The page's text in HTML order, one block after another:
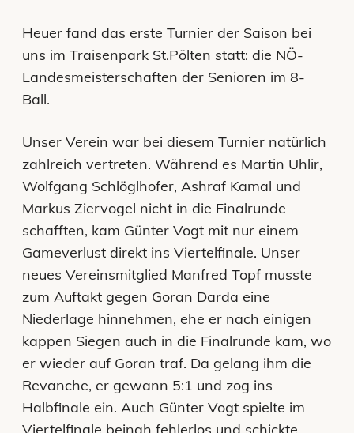
Heuer fand das erste Turnier der Saison bei
uns im Traisenpark St.Pölten statt: die NÖ-
Landesmeisterschaften der Senioren im 8-
Ball.
Unser Verein war bei diesem Turnier natürlich
zahlreich vertreten. Während es Martin Uhlir,
Wolfgang Schlöglhofer, Ashraf Kamal und
Markus Ziervogel nicht in die Finalrunde
schafften, kam Günter Vogt mit nur einem
Gameverlust direkt ins Viertelfinale. Unser
neues Vereinsmitglied Manfred Topf musste
zum Auftakt gegen Goran Darda eine
Niederlage hinnehmen, ehe er nach einigen
kappen Siegen auch in die Finalrunde kam, wo
er wieder auf Goran traf. Da gelang ihm die
Revanche, er gewann 5:1 und zog ins
Halbfinale ein. Auch Günter Vogt spielte im
Viertelfinale beinah fehlerlos und schickte